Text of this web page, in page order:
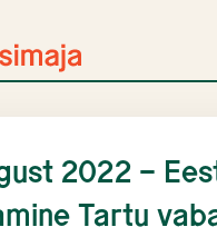
2022 –
Tartu